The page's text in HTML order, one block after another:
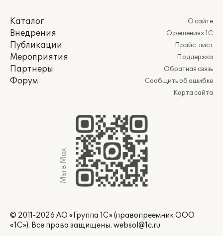
Каталог
Внедрения
Публикации
Мероприятия
Партнеры
Форум
О сайте
О решениях 1С
Прайс-лист
Поддержка
Обратная связь
Сообщить об ошибке
Карта сайта
Мы в Max
© 2011-2026 АО «Группа 1С» (правопреемник ООО
«1С»). Все права защищены. websol@1c.ru